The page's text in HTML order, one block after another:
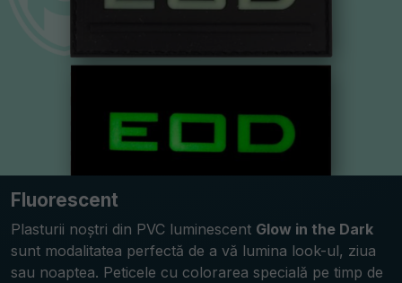
Fluorescent
Plasturii noștri din PVC luminescent Glow in the Dark
sunt modalitatea perfectă de a vă lumina look-ul, ziua
sau noaptea. Peticele cu colorarea specială pe timp de